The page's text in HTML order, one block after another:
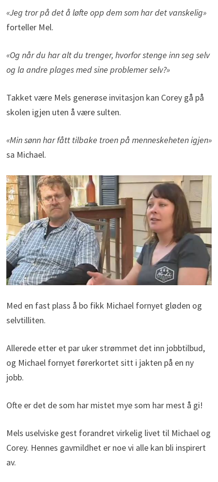
«Jeg tror på det å løfte opp dem som har det vanskelig»
forteller Mel.
«Og når du har alt du trenger, hvorfor stenge inn seg selv
og la andre plages med sine problemer selv?»
Takket være Mels generøse invitasjon kan Corey gå på
skolen igjen uten å være sulten.
«Min sønn har fått tilbake troen på menneskeheten igjen»
sa Michael.
Med en fast plass å bo fikk Michael fornyet gløden og
selvtilliten.
Allerede etter et par uker strømmet det inn jobbtilbud,
og Michael fornyet førerkortet sitt i jakten på en ny
jobb.
Ofte er det de som har mistet mye som har mest å gi!
Mels uselviske gest forandret virkelig livet til Michael og
Corey. Hennes gavmildhet er noe vi alle kan bli inspirert
av.